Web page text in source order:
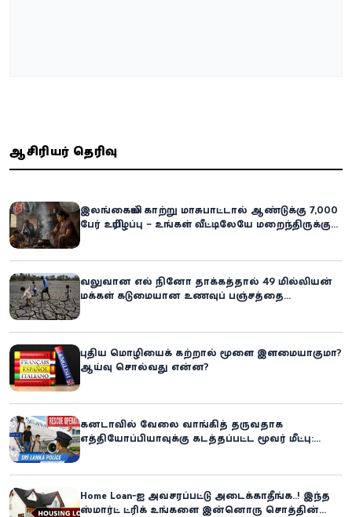
ஆசிரியர் தெரிவு
இலங்கையில் காற்று மாசுபாட்டால் ஆண்டுக்கு 7,000
பேர் உயிரிழப்பு – உங்கள் வீட்டிலேயே மறைந்திருக்கும்
வலுவான எல் நினோ தாக்கத்தால் 49 மில்லியன்
மக்கள் கடுமையான உணவுப் பஞ்சத்தை
புதிய மொழியைக் கற்றால் மூளை இளமையாகுமா?
ஆய்வு சொல்வது என்ன?
கனடாவில் வேலை வாங்கித் தருவதாக
எத்தியோப்பியாவுக்கு கடத்தப்பட்ட மூவர் மீட்பு:
Home Loan-ஐ அவசரப்பட்டு அடைக்காதீங்க..! இந்த
ஸ்மார்ட் ட்ரிக் உங்களை இன்னொரு சொத்தின்